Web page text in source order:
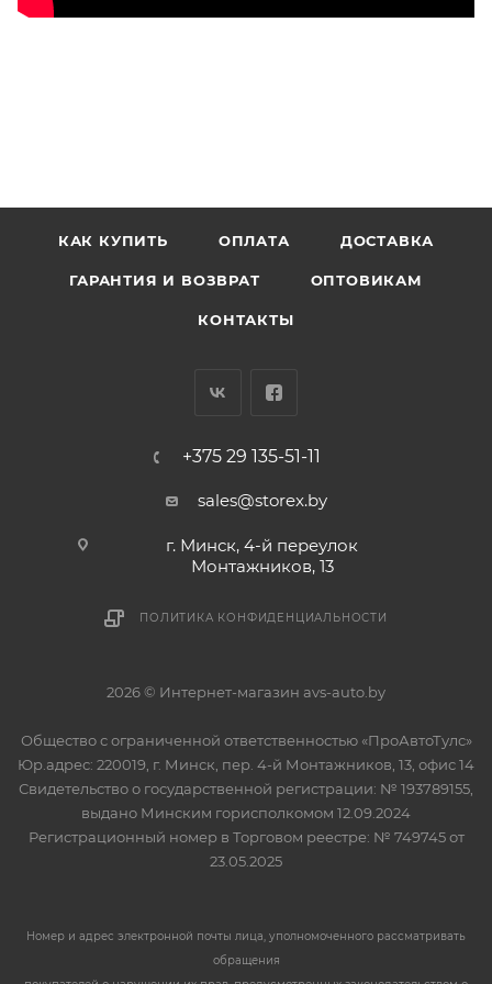
КАК КУПИТЬ ОПЛАТА ДОСТАВКА
ГАРАНТИЯ И ВОЗВРАТ ОПТОВИКАМ
КОНТАКТЫ
+375 29 135-51-11
sales@storex.by
г. Минск, 4-й переулок
Монтажников, 13
ПОЛИТИКА КОНФИДЕНЦИАЛЬНОСТИ
2026 © Интернет-магазин avs-auto.by
Общество с ограниченной ответственностью «ПроАвтоТулс»
Юр.адрес: 220019, г. Минск, пер. 4-й Монтажников, 13, офис 14
Свидетельство о государственной регистрации: № 193789155,
выдано Минским горисполкомом 12.09.2024
Регистрационный номер в Торговом реестре: № 749745 от
23.05.2025
Номер и адрес электронной почты лица, уполномоченного рассматривать
обращения